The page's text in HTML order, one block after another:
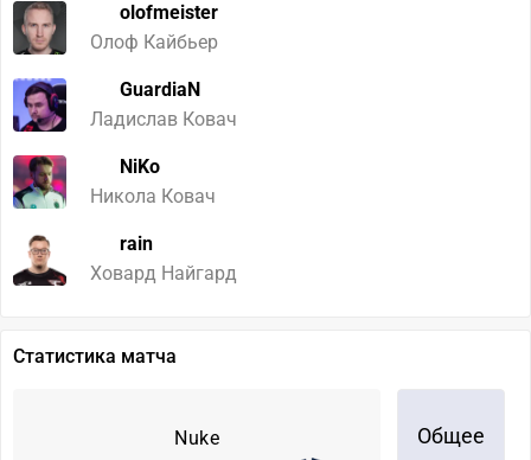
olofmeister
Олоф Кайбьер
GuardiaN
Ладислав Ковач
NiKo
Никола Ковач
rain
Ховард Найгард
Статистика матча
Nuke Общее